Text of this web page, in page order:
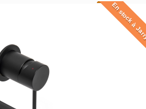
En stock à